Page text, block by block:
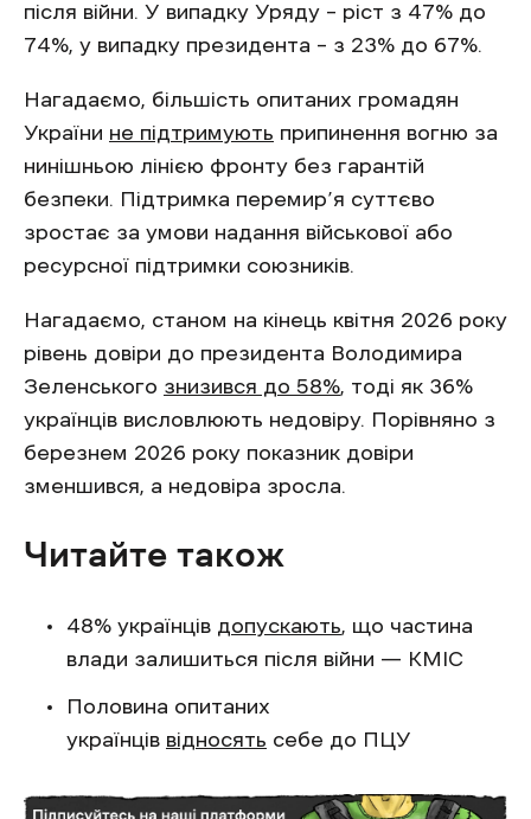
після війни. У випадку Уряду – ріст з 47% до
74%, у випадку президента – з 23% до 67%.
Нагадаємо, більшість опитаних громадян
України не підтримують припинення вогню за
нинішньою лінією фронту без гарантій
безпеки. Підтримка перемир’я суттєво
зростає за умови надання військової або
ресурсної підтримки союзників.
Нагадаємо, станом на кінець квітня 2026 року
рівень довіри до президента Володимира
Зеленського знизився до 58%, тоді як 36%
українців висловлюють недовіру. Порівняно з
березнем 2026 року показник довіри
зменшився, а недовіра зросла.
Читайте також
48% українців допускають, що частина
влади залишиться після війни — КМІС
Половина опитаних
українців відносять себе до ПЦУ